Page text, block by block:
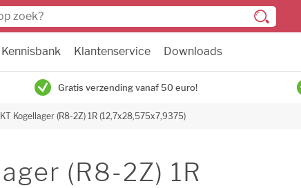
Kennisbank Klantenservice Downloads
Gratis verzending vanaf 50 euro!
Kogellager (R8-2Z) 1R (12,7x28,575x7,9375)
(R8-2Z) 1R